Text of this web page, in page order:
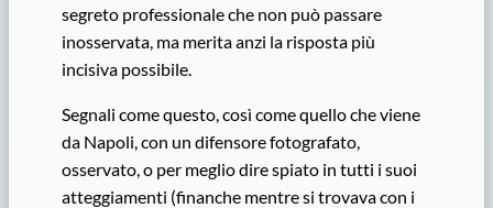
segreto professionale che non può passare
inosservata, ma merita anzi la risposta più
incisiva possibile.
Segnali come questo, così come quello che viene
da Napoli, con un difensore fotografato,
osservato, o per meglio dire spiato in tutti i suoi
atteggiamenti (finanche mentre si trovava con i